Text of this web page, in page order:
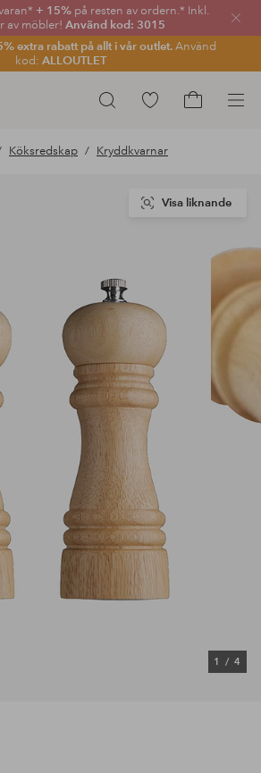
+ 15% på resten av ordern.* Inkl.
av möbler! Använd kod: 3015
extra rabatt på allt i vår outlet.Använd
kod: ALLOUTLET
Sök
Gå
Köksredskap Kryddkvarnar
1 / 4
Visa liknande